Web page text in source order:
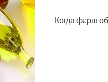
Когда фарш